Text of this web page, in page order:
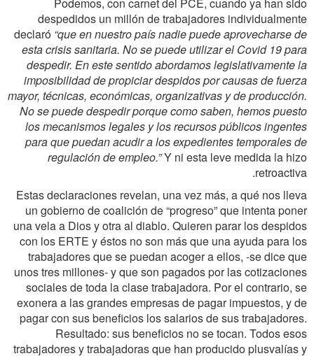
despedidos un millón de trabajadores individualmente
declaró “que en nuestro país nadie puede aprovecharse de
esta crisis sanitaria. No se puede utilizar el Covid 19 para
despedir. En este sentido abordamos legislativamente la
imposibilidad de propiciar despidos por causas de fuerza
mayor, técnicas, económicas, organizativas y de producción.
No se puede despedir porque como saben, hemos puesto
los mecanismos legales y los recursos públicos ingentes
para que puedan acudir a los expedientes temporales de
regulación de empleo.”Y ni esta leve medida la hizo
retroactiva.
Estas declaraciones revelan, una vez más, a qué nos lleva
un gobierno de coalición de “progreso” que intenta poner
una vela a Dios y otra al diablo. Quieren parar los despidos
con los ERTE y éstos no son más que una ayuda para los
trabajadores que se puedan acoger a ellos, -se dice que
unos tres millones- y que son pagados por las cotizaciones
sociales de toda la clase trabajadora. Por el contrario, se
exonera a las grandes empresas de pagar impuestos, y de
pagar con sus beneficios los salarios de sus trabajadores.
Resultado: sus beneficios no se tocan. Todos esos
trabajadores y trabajadoras que han producido plusvalías y